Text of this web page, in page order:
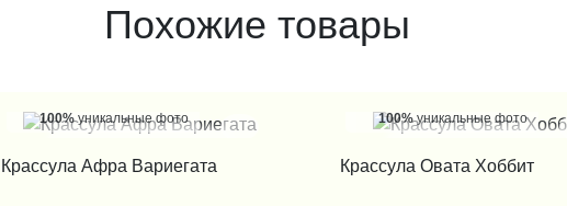
Похожие товары
100%уникальные фото
Крассула Афра Вариегата
100%уникальные фото
Крассула Овата Хоббит